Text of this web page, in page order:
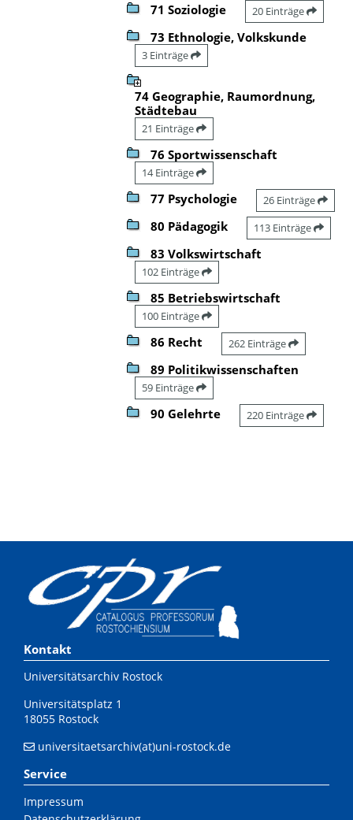
71 Soziologie 20 Einträge
73 Ethnologie, Volkskunde
3 Einträge
74 Geographie, Raumordnung,
Städtebau
21 Einträge
76 Sportwissenschaft
14 Einträge
77 Psychologie 26 Einträge
80 Pädagogik 113 Einträge
83 Volkswirtschaft
102 Einträge
85 Betriebswirtschaft
100 Einträge
86 Recht 262 Einträge
89 Politikwissenschaften
59 Einträge
90 Gelehrte 220 Einträge
Kontakt
Universitätsarchiv Rostock
Universitätsplatz 1
18055 Rostock
universitaetsarchiv(at)uni-rostock.de
Service
Impressum